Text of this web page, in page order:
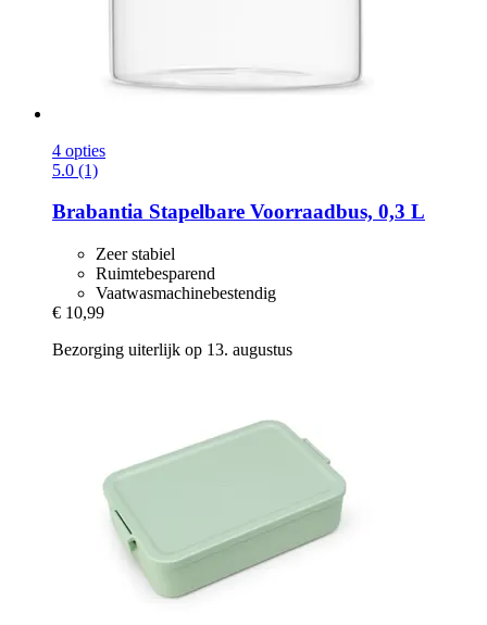
4 opties
5.0 (1)
Brabantia Stapelbare Voorraadbus, 0,3 L
Zeer stabiel
Ruimtebesparend
Vaatwasmachinebestendig
€ 10,99
Bezorging uiterlijk op 13. augustus